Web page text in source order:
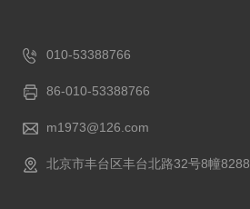
010-53388766
86-010-53388766
m1973@126.com
北京市丰台区丰台北路32号8幢8288